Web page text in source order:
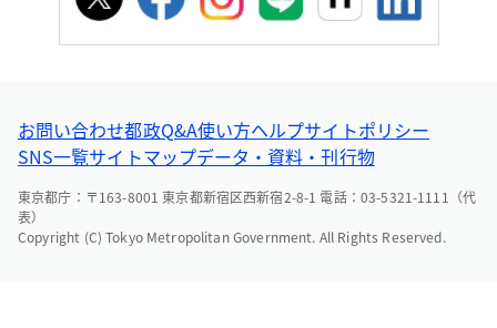
お問い合わせ都政Q&A使い方ヘルプサイトポリシー
SNS一覧サイトマップデータ・資料・刊行物
東京都庁：〒163-8001 東京都新宿区西新宿2-8-1 電話：03-5321-1111（代
表）
Copyright (C) Tokyo Metropolitan Government. All Rights Reserved.